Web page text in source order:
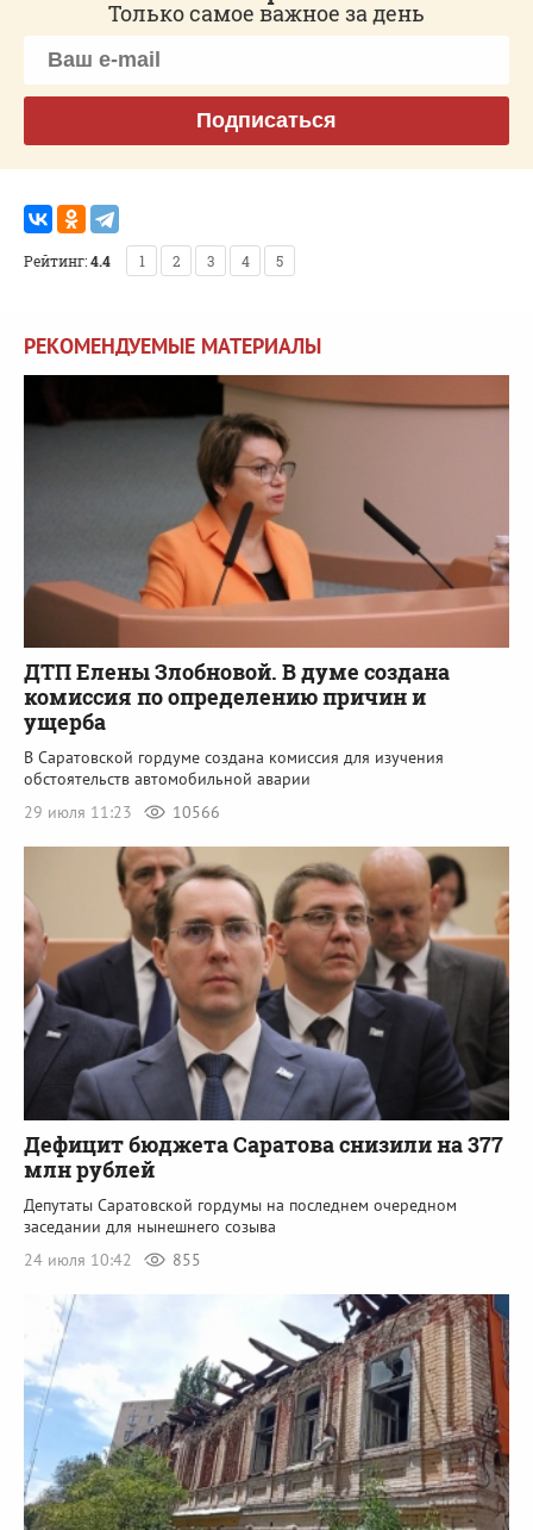
Только самое важное за день
Подписаться
Рейтинг:4.4 1 2 3 4 5
РЕКОМЕНДУЕМЫЕ МАТЕРИАЛЫ
ДТП Елены Злобновой. В думе создана
комиссия по определению причин и
ущерба
В Саратовской гордуме создана комиссия для изучения
обстоятельств автомобильной аварии
29 июля 11:23
10566
Дефицит бюджета Саратова снизили на 377
млн рублей
Депутаты Саратовской гордумы на последнем очередном
заседании для нынешнего созыва
24 июля 10:42
855